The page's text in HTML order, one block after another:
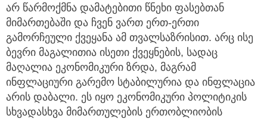
არ წარმოქმნა დამატებითი წნეხი ფასებთან
მიმართებაში და ჩვენ ვართ ერთ-ერთი
გამორჩეული ქვეყანა ამ თვალსაზრისით. არც ისე
ბევრი მაგალითია ისეთი ქვეყნების, სადაც
მაღალია ეკონომიკური ზრდა, მაგრამ
ინფლაციური გარემო სტაბილურია და ინფლაცია
არის დაბალი. ეს იყო ეკონომიკური პოლიტიკის
სხვადასხვა მიმართულების ერთობლიობის